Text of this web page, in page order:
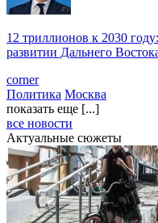
12 триллионов к 2030
развитии Дальнего
corner
Политика Москва
показать еще [...]
все новости
Актуальные сюжеты